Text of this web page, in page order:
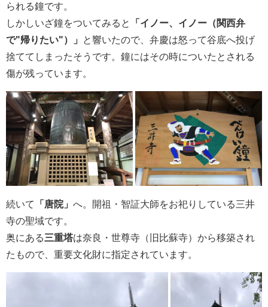
られる鐘です。
しかしいざ鐘をついてみると
「イノー、イノー（関西弁
で"帰りたい"）」
と響いたので、弁慶は怒って谷底へ投げ
捨ててしまったそうです。鐘にはその時についたとされる
傷が残っています。
続いて 「唐院」 へ。開祖・智証大師をお祀りしている三井
寺の聖域です。
奥にある三重塔は奈良・世尊寺（旧比蘇寺）から移築され
たもので、重要文化財に指定されています。